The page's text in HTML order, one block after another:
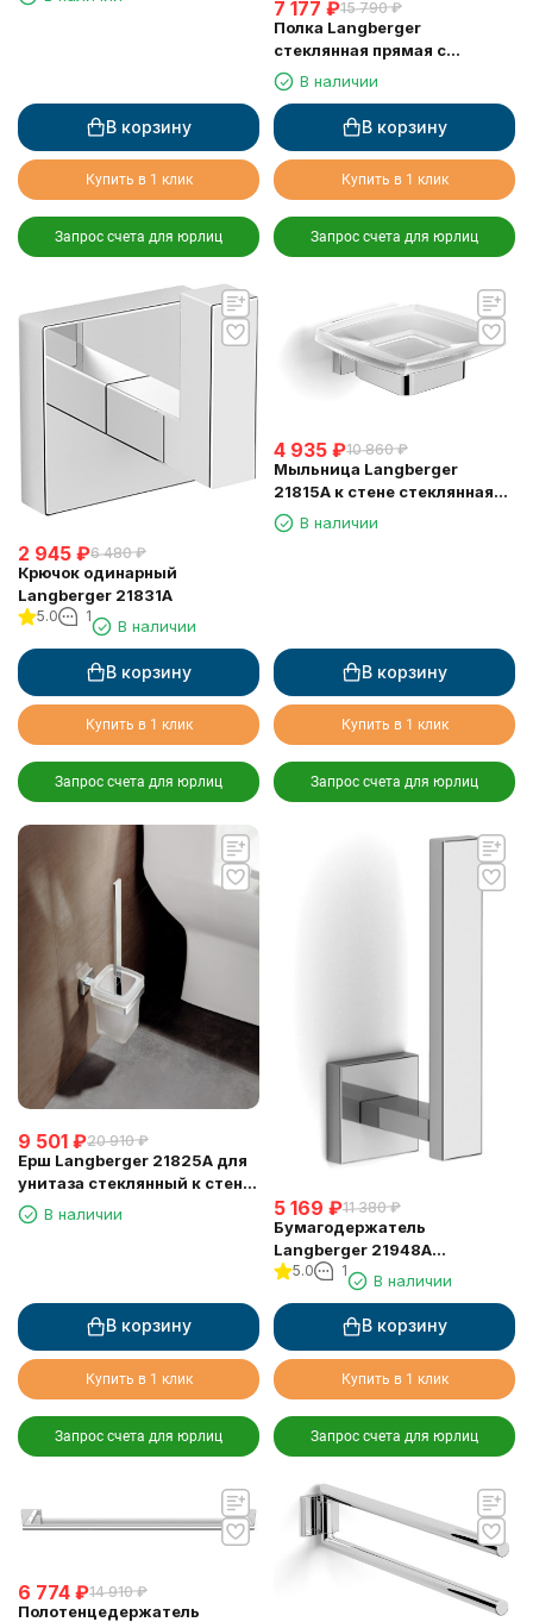
В корзину
Купить в 1 клик
Запрос счета для юрлиц
7 177 ₽15 790 ₽
Полка Langberger
стеклянная прямая с
ограничителем 60 см 11851A
В наличии
В корзину
Купить в 1 клик
Запрос счета для юрлиц
2 945 ₽6 480 ₽
Крючок одинарный
Langberger 21831A
5.0 1
В наличии
В корзину
Купить в 1 клик
Запрос счета для юрлиц
4 935 ₽10 860 ₽
Мыльница Langberger
21815A к стене стеклянная
квадратная
В наличии
В корзину
Купить в 1 клик
Запрос счета для юрлиц
9 501 ₽20 910 ₽
Ерш Langberger 21825A для
унитаза стеклянный к стене
квадратный
В наличии
В корзину
Купить в 1 клик
Запрос счета для юрлиц
5 169 ₽11 380 ₽
Бумагодержатель
Langberger 21948A
туалетной бумаги
вертикальный
5.0 1
В наличии
В корзину
Купить в 1 клик
Запрос счета для юрлиц
6 774 ₽14 910 ₽
Полотенцедержатель